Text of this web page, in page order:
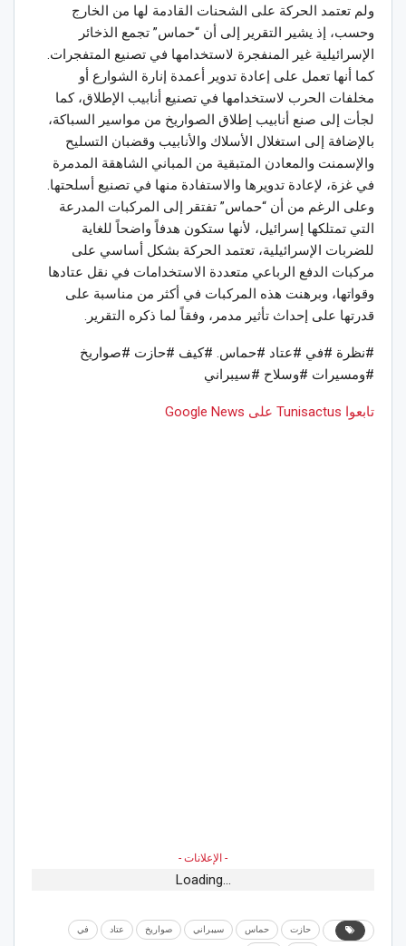
ولم تعتمد الحركة على الشحنات القادمة لها من الخارج
وحسب، إذ يشير التقرير إلى أن “حماس” تجمع الذخائر
الإسرائيلية غير المنفجرة لاستخدامها في تصنيع المتفجرات.
كما أنها تعمل على إعادة تدوير أعمدة إنارة الشوارع أو
مخلفات الحرب لاستخدامها في تصنيع أنابيب الإطلاق، كما
لجأت إلى صنع أنابيب إطلاق الصواريخ من مواسير السباكة،
بالإضافة إلى استغلال الأسلاك والأنابيب وقضبان التسليح
والإسمنت والمعادن المتبقية من المباني الشاهقة المدمرة
في غزة، لإعادة تدويرها والاستفادة منها في تصنيع أسلحتها.
وعلى الرغم من أن “حماس” تفتقر إلى المركبات المدرعة
التي تمتلكها إسرائيل، لأنها ستكون هدفاً واضحاً للغاية
للضربات الإسرائيلية، تعتمد الحركة بشكل أساسي على
مركبات الدفع الرباعي متعددة الاستخدامات في نقل عتادها
وقواتها، وبرهنت هذه المركبات في أكثر من مناسبة على
قدرتها على إحداث تأثير مدمر، وفقاً لما ذكره التقرير.
#نظرة #في #عتاد #حماس. #كيف #حازت #صواريخ
#ومسيرات #وسلاح #سيبراني
تابعوا Tunisactus على Google News
- الإعلانات -
Loading...
حازت حماس سيبراني صواريخ عتاد في